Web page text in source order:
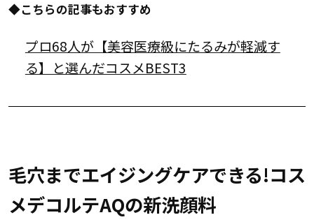
◆こちらの記事もおすすめ
プロ68人が【美容医療級にたるみが軽減す
る】と選んだコスメBEST3
毛穴までエイジングケアできる!コス
メデコルテAQの新洗顔料